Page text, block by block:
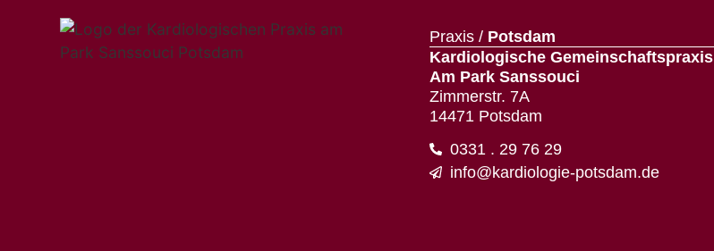
Praxis / Potsdam
Kardiologische Gemeinschaftspraxis
Am Park Sanssouci
Zimmerstr. 7A
14471 Potsdam
0331 . 29 76 29
info@kardiologie-potsdam.de